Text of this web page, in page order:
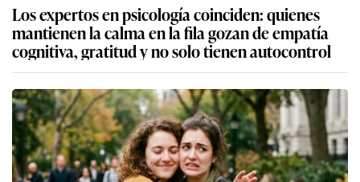
Los expertos en psicología coinciden: quienes
mantienen la calma en la fila gozan de empatía
cognitiva, gratitud y no solo tienen autocontrol